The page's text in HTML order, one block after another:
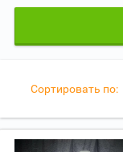
Сортировать по: